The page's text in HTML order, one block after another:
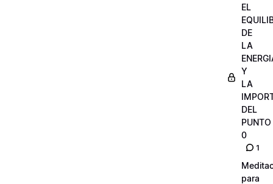
EL
DE
LA
Y
LA
DEL
PUNTO
0
1
para